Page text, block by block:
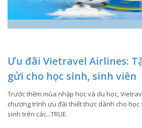
Ưu đãi Vietravel Airlines:
gửi cho học sinh, sinh viên
Trước thềm mùa nhập học và du học,
chương trình ưu đãi thiết thực dành cho
sinh trên các...TRUE